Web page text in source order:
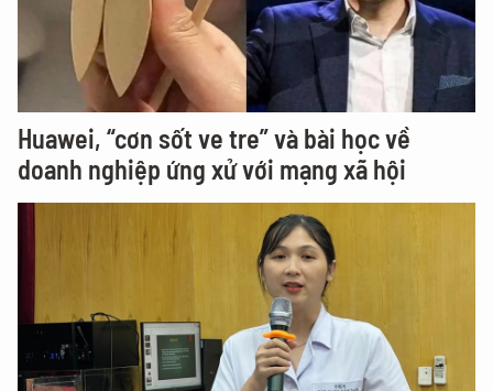
Huawei, “cơn sốt ve tre” và bài học về
doanh nghiệp ứng xử với mạng xã hội